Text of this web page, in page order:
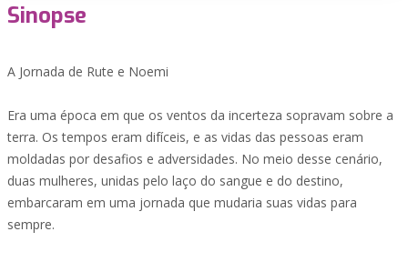
Sinopse
A Jornada de Rute e Noemi
Era uma época em que os ventos da incerteza sopravam sobre a
terra. Os tempos eram difíceis, e as vidas das pessoas eram
moldadas por desafios e adversidades. No meio desse cenário,
duas mulheres, unidas pelo laço do sangue e do destino,
embarcaram em uma jornada que mudaria suas vidas para
sempre.